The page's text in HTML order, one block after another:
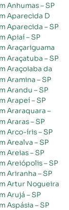
Anhumas – SP
Aparecida – SP
Apiaí – SP
Araçatuba – SP
Aramina – SP
Arandu – SP
Arapeí – SP
Araras – SP
Arco-íris – SP
Arealva – SP
Areias – SP
Areiópolis – SP
Ariranha – SP
Arujá – SP
Aspásia – SP